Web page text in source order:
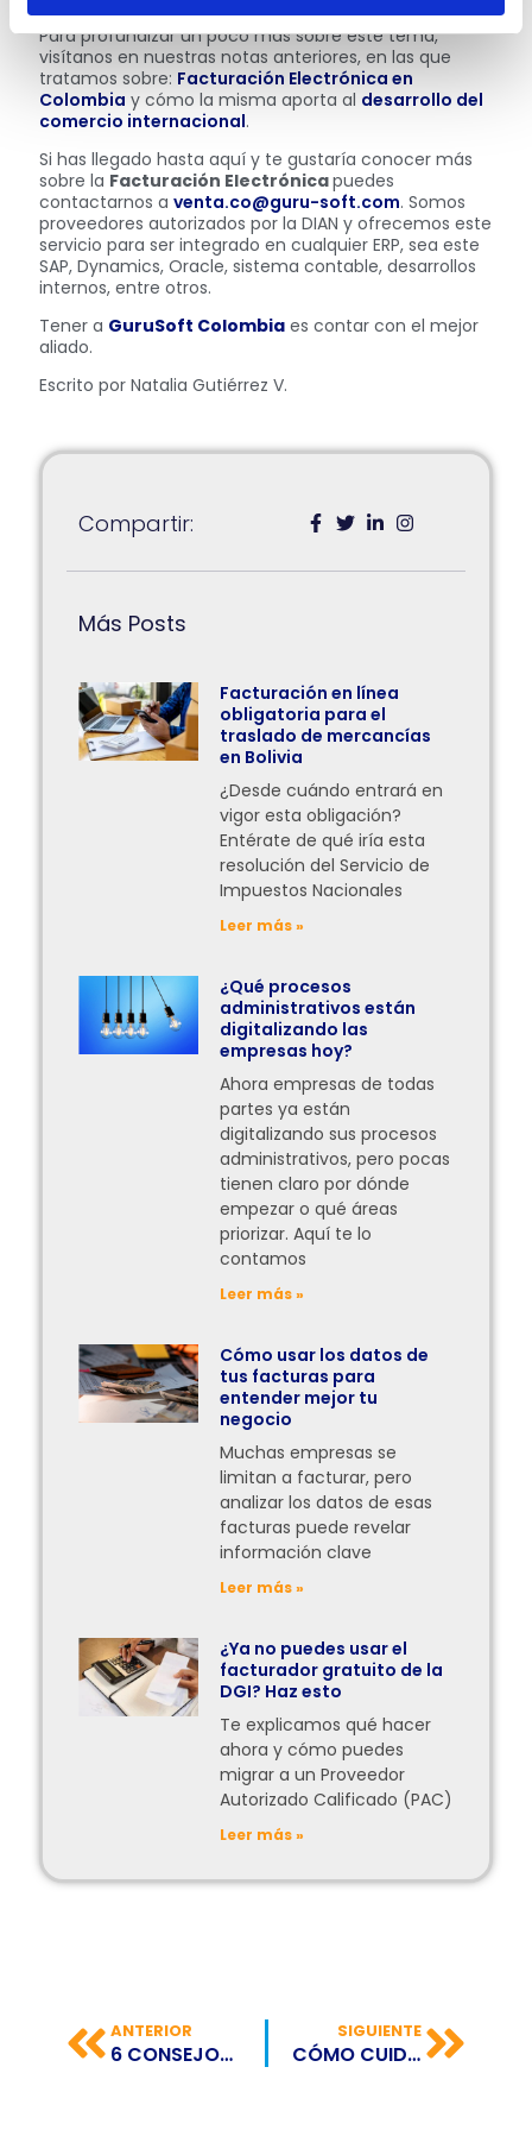
Para profundizar un poco más sobre este tema,
visítanos en nuestras notas anteriores, en las que
tratamos sobre: Facturación Electrónica en
Colombia y cómo la misma aporta al desarrollo del
comercio internacional.
Si has llegado hasta aquí y te gustaría conocer más
sobre la Facturación Electrónicapuedes
contactarnos a venta.co@guru-soft.com. Somos
proveedores autorizados por la DIAN y ofrecemos este
servicio para ser integrado en cualquier ERP, sea este
SAP, Dynamics, Oracle, sistema contable, desarrollos
internos, entre otros.
Tener a GuruSoft Colombia es contar con el mejor
aliado.
Escrito por Natalia Gutiérrez V.
Compartir:
Más Posts
Facturación en línea
obligatoria para el
traslado de mercancías
en Bolivia
¿Desde cuándo entrará en
vigor esta obligación?
Entérate de qué iría esta
resolución del Servicio de
Impuestos Nacionales
Leer más »
¿Qué procesos
administrativos están
digitalizando las
empresas hoy?
Ahora empresas de todas
partes ya están
digitalizando sus procesos
administrativos, pero pocas
tienen claro por dónde
empezar o qué áreas
priorizar. Aquí te lo
contamos
Leer más »
Cómo usar los datos de
tus facturas para
entender mejor tu
negocio
Muchas empresas se
limitan a facturar, pero
analizar los datos de esas
facturas puede revelar
información clave
Leer más »
¿Ya no puedes usar el
facturador gratuito de la
DGI? Haz esto
Te explicamos qué hacer
ahora y cómo puedes
migrar a un Proveedor
Autorizado Calificado (PAC)
Leer más »
ANTERIOR
6 CONSEJOS IDEALES PARA CUIDAR TU MEMORIA
SIGUIENTE
CÓMO CUIDAR TUS MANOS AL MOMENTO DE ESCRIBIR